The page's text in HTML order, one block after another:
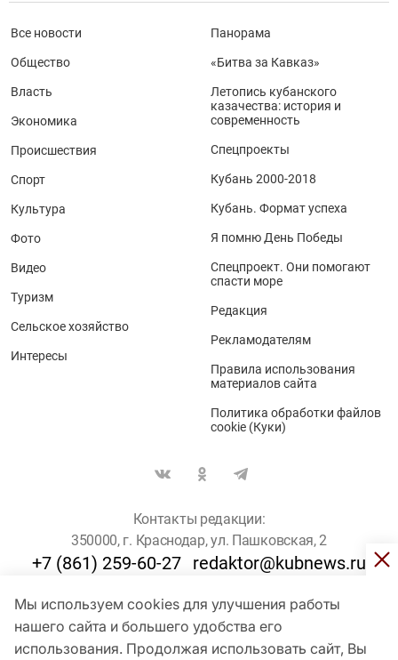
Мы используем cookies для улучшения работы
нашего сайта и большего удобства его
использования. Продолжая использовать сайт, Вы
Все новости
Общество
Власть
Экономика
Происшествия
Спорт
Культура
Фото
Видео
Туризм
Сельское хозяйство
Интересы
Панорама
«Битва за Кавказ»
Летопись кубанского
казачества: история и
современность
Спецпроекты
Кубань 2000-2018
Кубань. Формат успеха
Я помню День Победы
Спецпроект. Они помогают
спасти море
Редакция
Рекламодателям
Правила использования
материалов сайта
Политика обработки файлов
cookie (Куки)
Контакты редакции:
350000, г. Краснодар, ул. Пашковская, 2
+7 (861) 259-60-27 redaktor@kubnews.ru
Для пользователей старше 16 лет
© Кубанские Новости, 2017